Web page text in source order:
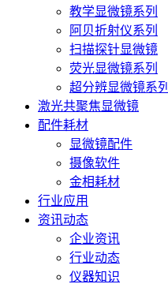
教学显微镜系列
阿贝折射仪系列
扫描探针显微镜
荧光显微镜系列
超分辨显微镜系列
激光共聚焦显微镜
配件耗材
显微镜配件
摄像软件
金相耗材
行业应用
资讯动态
企业资讯
行业动态
仪器知识